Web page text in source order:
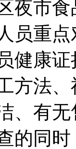
夜市
员重
健康
方法
、有
的同